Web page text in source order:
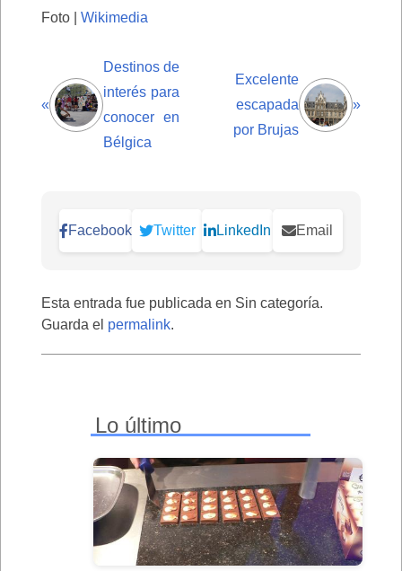
Foto | Wikimedia
«
Destinos de
interés para
conocer en
Bélgica
Excelente
escapada
por Brujas
»
Facebook Twitter LinkedIn Email
Esta entrada fue publicada en Sin categoría.
Guarda el permalink.
Lo último